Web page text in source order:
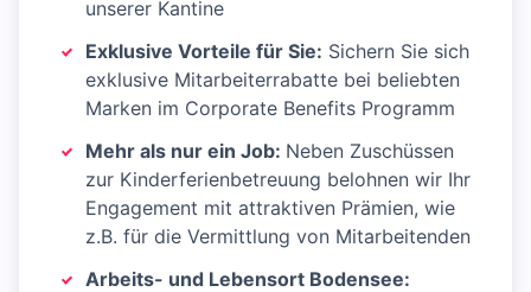
unserer Kantine
Exklusive Vorteile für Sie: Sichern Sie sich
exklusive Mitarbeiterrabatte bei beliebten
Marken im Corporate Benefits Programm
Mehr als nur ein Job: Neben Zuschüssen
zur Kinderferienbetreuung belohnen wir Ihr
Engagement mit attraktiven Prämien, wie
z.B. für die Vermittlung von Mitarbeitenden
Arbeits- und Lebensort Bodensee: